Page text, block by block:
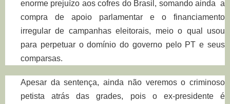
enorme prejuízo aos cofres do Brasil, somando ainda a
compra de apoio parlamentar e o financiamento
irregular de campanhas eleitorais, meio o qual usou
para perpetuar o domínio do governo pelo PT e seus
comparsas.
Apesar da sentença, ainda não veremos o criminoso
petista atrás das grades, pois o ex-presidente é